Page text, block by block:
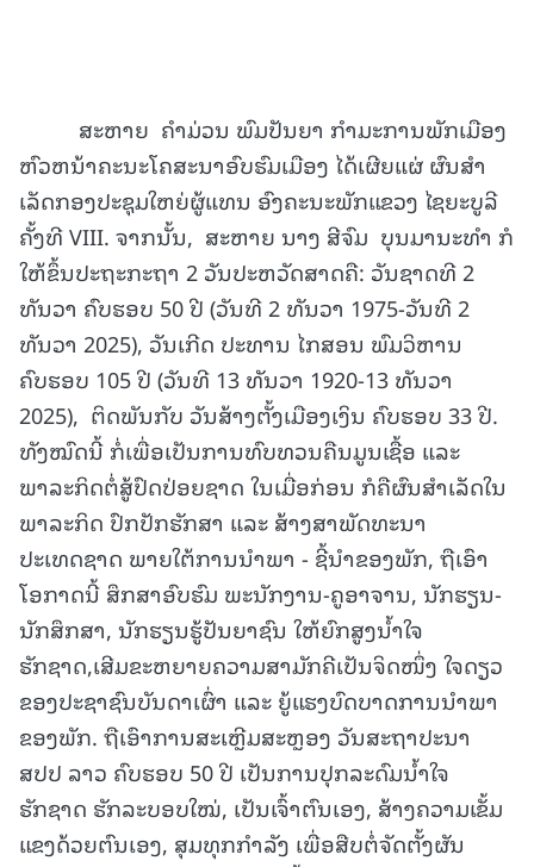
ສະຫາຍ ຄໍາມ່ວນ ພົມປັນຍາ ກໍາມະການພັກເມືອງ
ຫົວຫນ້າຄະນະໂຄສະນາອົບຮົມເມືອງ ໄດ້ເຜີຍແຜ່ ຜົນສໍາ
ເລັດກອງປະຊຸມໃຫຍ່ຜູ້ແທນ ອົງຄະນະພັກແຂວງ ໄຊຍະບູລີ
ຄັ້ງທີ VIII. ຈາກນັ້ນ, ສະຫາຍ ນາງ ສີຈົມ ບຸນມານະທຳ ກໍ
ໃຫ້ຂຶ້ນປະຖະກະຖາ 2 ວັນປະຫວັດສາດຄື: ວັນຊາດທີ 2
ທັນວາ ຄົບຮອບ 50 ປີ (ວັນທີ 2 ທັນວາ 1975-ວັນທີ 2
ທັນວາ 2025), ວັນເກີດ ປະທານ ໄກສອນ ພົມວິຫານ
ຄົບຮອບ 105 ປີ (ວັນທີ 13 ທັນວາ 1920-13 ທັນວາ
2025), ຕິດພັນກັບ ວັນສ້າງຕັ້ງເມືອງເງິນ ຄົບຮອບ 33 ປີ.
ທັງໝົດນີ້ ກໍ່ເພື່ອເປັນການທົບທວນຄືນມູນເຊື້ອ ແລະ
ພາລະກິດຕໍ່ສູ້ປົດປ່ອຍຊາດ ໃນເມື່ອກ່ອນ ກໍຄືຜົນສຳເລັດໃນ
ພາລະກິດ ປົກປັກຮັກສາ ແລະ ສ້າງສາພັດທະນາ
ປະເທດຊາດ ພາຍໃຕ້ການນຳພາ - ຊີ້ນຳຂອງພັກ, ຖືເອົາ
ໂອກາດນີ້ ສຶກສາອົບຮົມ ພະນັກງານ-ຄູອາຈານ, ນັກຮຽນ-
ນັກສຶກສາ, ນັກຮຽນຮູ້ປັນຍາຊົນ ໃຫ້ຍົກສູງນໍ້າໃຈ
ຮັກຊາດ,ເສີມຂະຫຍາຍຄວາມສາມັກຄີເປັນຈິດໜຶ່ງ ໃຈດຽວ
ຂອງປະຊາຊົນບັນດາເຜົ່າ ແລະ ຍູ້ແຮງບົດບາດການນຳພາ
ຂອງພັກ. ຖືເອົາການສະເຫຼີມສະຫຼອງ ວັນສະຖາປະນາ
ສປປ ລາວ ຄົບຮອບ 50 ປີ ເປັນການປຸກລະດົມນ້ຳໃຈ
ຮັກຊາດ ຮັກລະບອບໃໝ່, ເປັນເຈົ້າຕົນເອງ, ສ້າງຄວາມເຂັ້ມ
ແຂງດ້ວຍຕົນເອງ, ສຸມທຸກກໍາລັງ ເພື່ອສືບຕໍ່ຈັດຕັ້ງຜັນ